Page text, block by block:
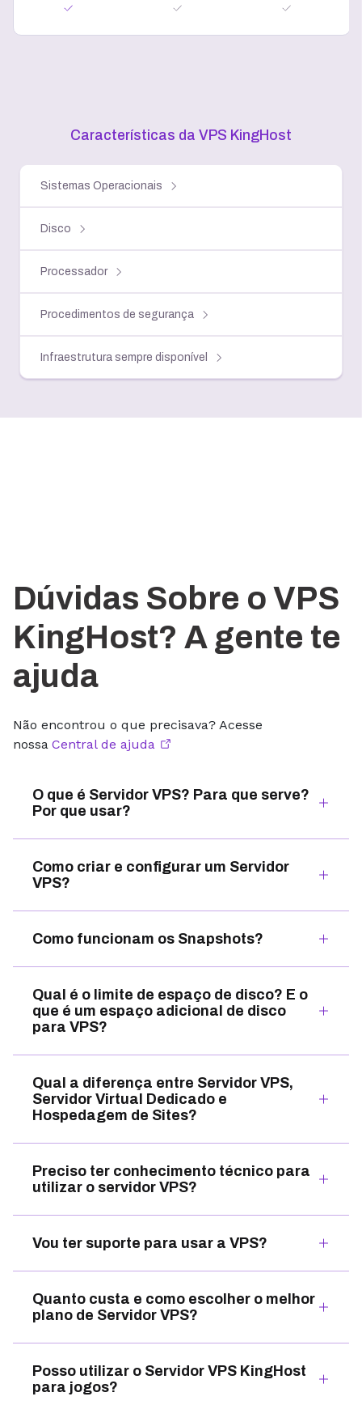
Características da VPS KingHost
Sistemas Operacionais
Disco
Processador
Procedimentos de segurança
Infraestrutura sempre disponível
Dúvidas Sobre o VPS
KingHost? A gente te
ajuda
Não encontrou o que precisava? Acesse
nossa Central de ajuda
O que é Servidor VPS? Para que serve?
Por que usar?
Como criar e configurar um Servidor
VPS?
Como funcionam os Snapshots?
Qual é o limite de espaço de disco? E o
que é um espaço adicional de disco
para VPS?
Qual a diferença entre Servidor VPS,
Servidor Virtual Dedicado e
Hospedagem de Sites?
Preciso ter conhecimento técnico para
utilizar o servidor VPS?
Vou ter suporte para usar a VPS?
Quanto custa e como escolher o melhor
plano de Servidor VPS?
Posso utilizar o Servidor VPS KingHost
para jogos?